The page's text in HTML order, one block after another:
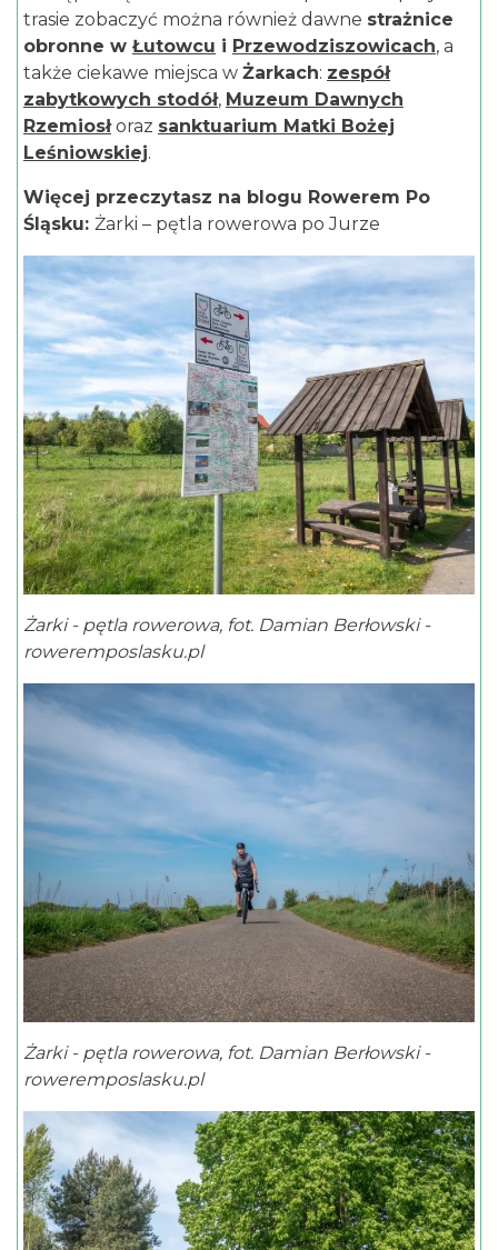
trasie zobaczyć można również dawne strażnice
obronne w Łutowcu i Przewodziszowicach, a
także ciekawe miejsca w Żarkach: zespół
zabytkowych stodół, Muzeum Dawnych
Rzemiosłoraz sanktuarium Matki Bożej
Leśniowskiej.
Więcej przeczytasz na blogu Rowerem Po
Śląsku: Żarki – pętla rowerowa po Jurze
Żarki - pętla rowerowa, fot. Damian Berłowski -
roweremposlasku.pl
Żarki - pętla rowerowa, fot. Damian Berłowski -
roweremposlasku.pl